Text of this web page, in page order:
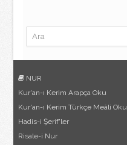
NUR
Kur'an-ı Kerim Arapça Oku
Kur'an-ı Kerim Türkçe Meâli Oku
Hadis-i Şerif'ler
Risale-i Nur